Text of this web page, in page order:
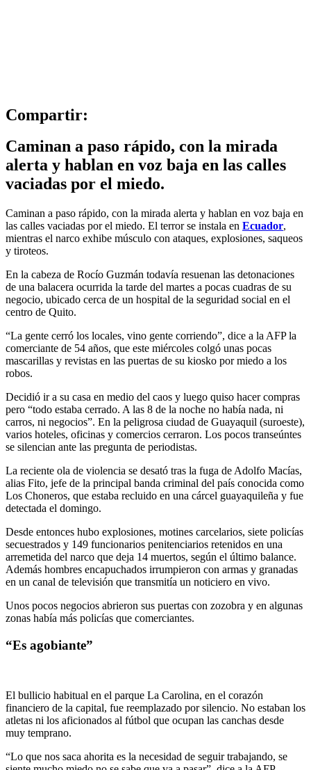
Compartir:
Caminan a paso rápido, con la mirada
alerta y hablan en voz baja en las calles
vaciadas por el miedo.
Caminan a paso rápido, con la mirada alerta y hablan en voz baja en
las calles vaciadas por el miedo. El terror se instala en Ecuador,
mientras el narco exhibe músculo con ataques, explosiones, saqueos
y tiroteos.
En la cabeza de Rocío Guzmán todavía resuenan las detonaciones
de una balacera ocurrida la tarde del martes a pocas cuadras de su
negocio, ubicado cerca de un hospital de la seguridad social en el
centro de Quito.
“La gente cerró los locales, vino gente corriendo”, dice a la AFP la
comerciante de 54 años, que este miércoles colgó unas pocas
mascarillas y revistas en las puertas de su kiosko por miedo a los
robos.
Decidió ir a su casa en medio del caos y luego quiso hacer compras
pero “todo estaba cerrado. A las 8 de la noche no había nada, ni
carros, ni negocios”. En la peligrosa ciudad de Guayaquil (suroeste),
varios hoteles, oficinas y comercios cerraron. Los pocos transeúntes
se silencian ante las pregunta de periodistas.
La reciente ola de violencia se desató tras la fuga de Adolfo Macías,
alias Fito, jefe de la principal banda criminal del país conocida como
Los Choneros, que estaba recluido en una cárcel guayaquileña y fue
detectada el domingo.
Desde entonces hubo explosiones, motines carcelarios, siete policías
secuestrados y 149 funcionarios penitenciarios retenidos en una
arremetida del narco que deja 14 muertos, según el último balance.
Además hombres encapuchados irrumpieron con armas y granadas
en un canal de televisión que transmitía un noticiero en vivo.
Unos pocos negocios abrieron sus puertas con zozobra y en algunas
zonas había más policías que comerciantes.
“Es agobiante”
El bullicio habitual en el parque La Carolina, en el corazón
financiero de la capital, fue reemplazado por silencio. No estaban los
atletas ni los aficionados al fútbol que ocupan las canchas desde
muy temprano.
“Lo que nos saca ahorita es la necesidad de seguir trabajando, se